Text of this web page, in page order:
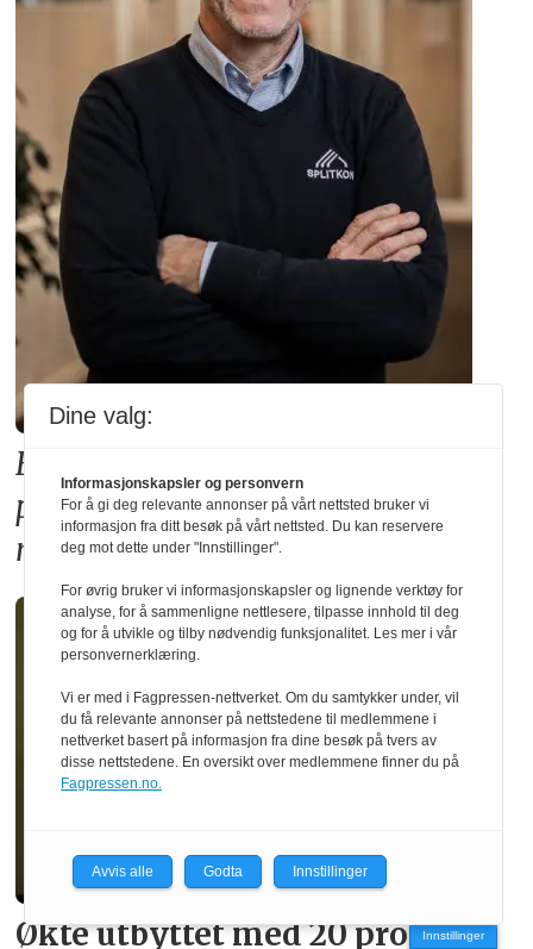
Forslaget til ny TEK17-forskrift
premierer betong på bekostning av
norsk skognæring
Økte utbyttet med 20 prosent
Innstillinger
Dine valg:
Informasjonskapsler og personvern
For å gi deg relevante annonser på vårt nettsted bruker vi
informasjon fra ditt besøk på vårt nettsted. Du kan reservere
deg mot dette under "Innstillinger".
For øvrig bruker vi informasjonskapsler og lignende verktøy for
analyse, for å sammenligne nettlesere, tilpasse innhold til deg
og for å utvikle og tilby nødvendig funksjonalitet. Les mer i vår
personvernerklæring.
Vi er med i Fagpressen-nettverket. Om du samtykker under, vil
du få relevante annonser på nettstedene til medlemmene i
nettverket basert på informasjon fra dine besøk på tvers av
disse nettstedene. En oversikt over medlemmene finner du på
Fagpressen.no.
Avvis alle Godta Innstillinger